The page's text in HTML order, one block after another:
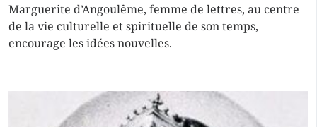
Marguerite d’Angoulême, femme de lettres, au centre
de la vie culturelle et spirituelle de son temps,
encourage les idées nouvelles.